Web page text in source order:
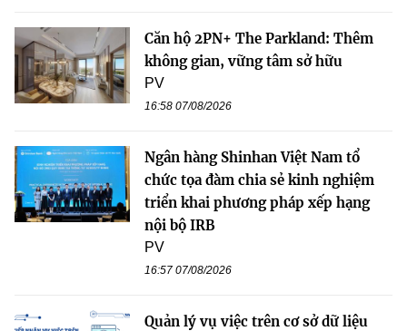
Căn hộ 2PN+ The Parkland: Thêm
không gian, vững tâm sở hữu
PV
16:58 07/08/2026
Ngân hàng Shinhan Việt Nam tổ
chức tọa đàm chia sẻ kinh nghiệm
triển khai phương pháp xếp hạng
nội bộ IRB
PV
16:57 07/08/2026
Quản lý vụ việc trên cơ sở dữ liệu